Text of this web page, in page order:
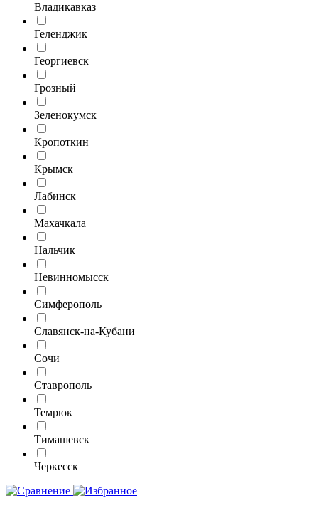
Владикавказ
Геленджик
Георгиевск
Грозный
Зеленокумск
Кропоткин
Крымск
Лабинск
Махачкала
Нальчик
Невинномысск
Симферополь
Славянск-на-Кубани
Сочи
Ставрополь
Темрюк
Тимашевск
Черкесск